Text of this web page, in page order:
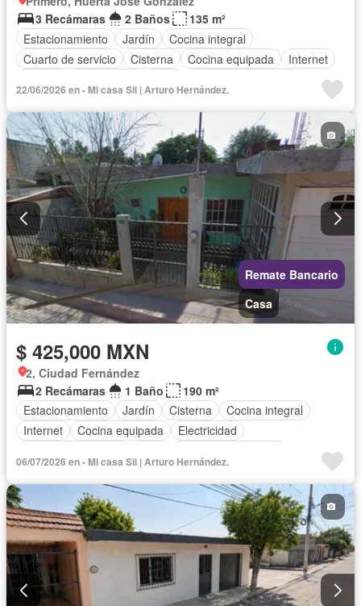
3 Recámaras
2 Baños
135 m²
Estacionamiento
Jardín
Cocina integral
Cuarto de servicio
Cisterna Cocina equipada
Internet
Televisión por cable
Gas natural
Zonas verdes
Despacho
Vista panorámica
Recámara con closet
Conserje
Wifi Permite mascotas
Permite niños
Sin amueblar
22/06/2026 en - Mi casa Sii | Arturo Hernández.
Remate Bancario
Casa
$ 425,000 MXN
2, Ciudad Fernández
2 Recámaras
1 Baño
190 m²
Estacionamiento
Jardín Cisterna
Cocina integral
Internet
Cocina equipada
Electricidad
Gas natural
Recámara con closet
Wifi
Permite mascotas
Permite niños
Parcialmente amueblado
06/07/2026 en - Mi casa Sii | Arturo Hernández.